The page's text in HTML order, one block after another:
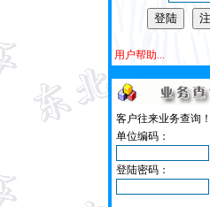
用户帮助...
客户往来业务查询！
单位编码：
登陆密码：